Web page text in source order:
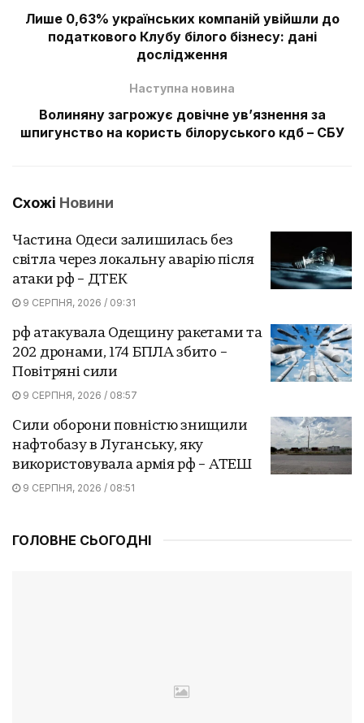
Лише 0,63% українських компаній увійшли до
податкового Клубу білого бізнесу: дані
дослідження
Наступна новина
Волиняну загрожує довічне увʼязнення за
шпигунство на користь білоруського кдб – СБУ
Схожі Новини
Частина Одеси залишилась без
світла через локальну аварію після
атаки рф – ДТЕК
9 СЕРПНЯ, 2026 / 09:31
рф атакувала Одещину ракетами та
202 дронами, 174 БПЛА збито –
Повітряні сили
9 СЕРПНЯ, 2026 / 08:57
Сили оборони повністю знищили
нафтобазу в Луганську, яку
використовувала армія рф – АТЕШ
9 СЕРПНЯ, 2026 / 08:51
ГОЛОВНЕ СЬОГОДНІ